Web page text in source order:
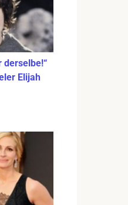
derselbe!“
Elijah